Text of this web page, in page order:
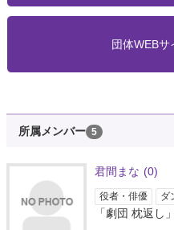
団体WEBサ
所属メンバー 5
君間まな (0)
役者・俳優 ダ
「劇団 枕返し